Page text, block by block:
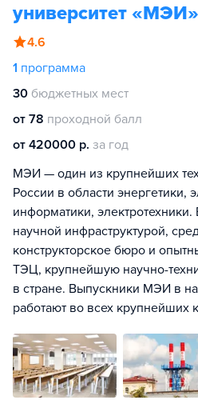
университет «МЭИ»
4.6
1 программа
30 бюджетных мест
от 78 проходной балл
от 420000 р. за год
МЭИ — один из крупнейших
России в области энергетики,
информатики, электротехники.
научной инфраструктурой,
конструкторское бюро и
ТЭЦ, крупнейшую научно-
в стране. Выпускники МЭИ в
работают во всех крупнейших